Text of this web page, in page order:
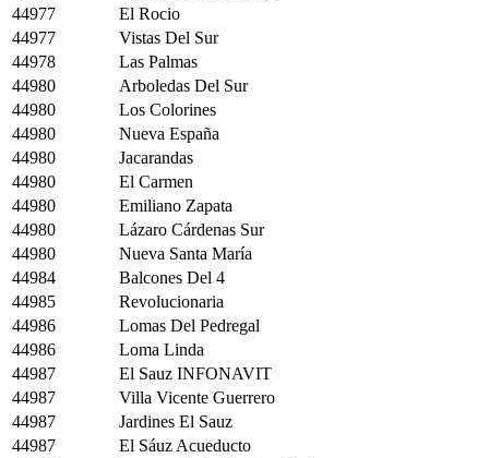
44977
El Rocio
44977
Vistas Del Sur
44978
Las Palmas
44980
Arboledas Del Sur
44980
Los Colorines
44980
Nueva España
44980
Jacarandas
44980
El Carmen
44980
Emiliano Zapata
44980
Lázaro Cárdenas Sur
44980
Nueva Santa María
44984
Balcones Del 4
44985
Revolucionaria
44986
Lomas Del Pedregal
44986
Loma Linda
44987
El Sauz INFONAVIT
44987
Villa Vicente Guerrero
44987
Jardines El Sauz
44987
El Sáuz Acueducto